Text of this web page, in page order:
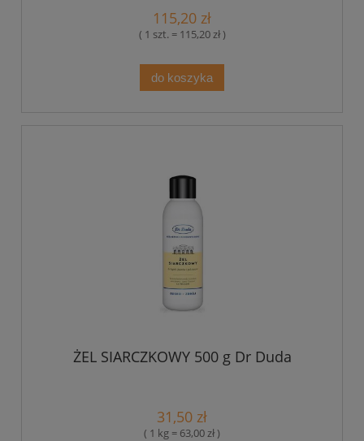
115,20 zł
( 1 szt. = 115,20 zł )
do koszyka
ŻEL SIARCZKOWY 500 g Dr Duda
31,50 zł
( 1 kg = 63,00 zł )